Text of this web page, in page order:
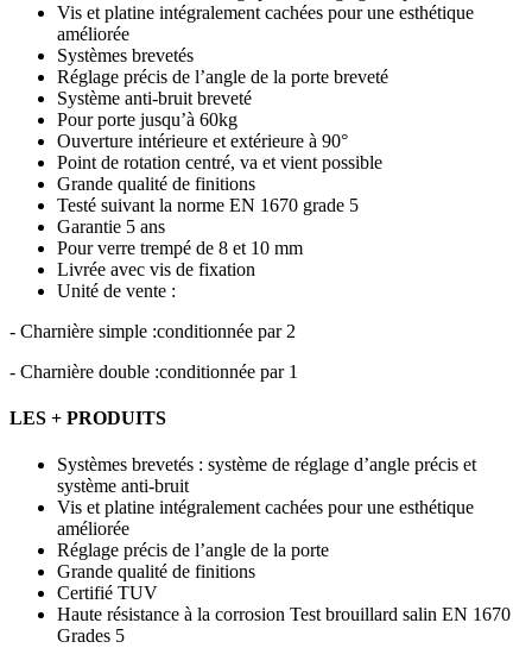
Vis et platine intégralement cachées pour une esthétique
améliorée
Systèmes brevetés
Réglage précis de l’angle de la porte breveté
Système anti-bruit breveté
Pour porte jusqu’à 60kg
Ouverture intérieure et extérieure à 90°
Point de rotation centré, va et vient possible
Grande qualité de finitions
Testé suivant la norme EN 1670 grade 5
Garantie 5 ans
Pour verre trempé de 8 et 10 mm
Livrée avec vis de fixation
Unité de vente :
- Charnière simple :conditionnée par 2
- Charnière double :conditionnée par 1
LES + PRODUITS
Systèmes brevetés : système de réglage d’angle précis et
système anti-bruit
Vis et platine intégralement cachées pour une esthétique
améliorée
Réglage précis de l’angle de la porte
Grande qualité de finitions
Certifié TUV
Haute résistance à la corrosion Test brouillard salin EN 1670
Grades 5